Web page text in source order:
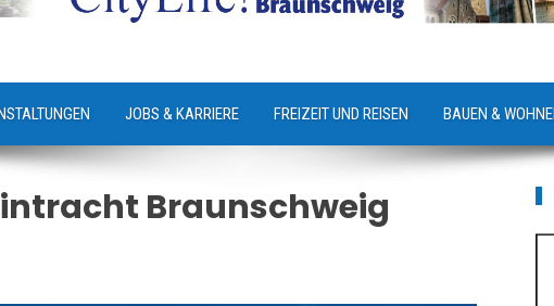
JOBS & KARRIERE FREIZEIT UND REISEN BAUEN &
Braunschweig